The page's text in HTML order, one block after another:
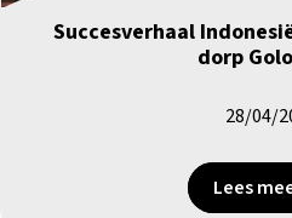
Succesverhaal
dorp
28/04/
Lees